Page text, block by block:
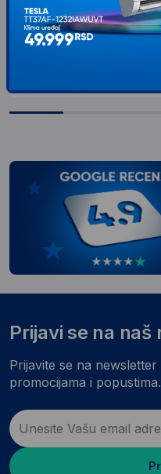
Tip uređaja: UPS, Snaga (VA): 800,
480...
6.59900RSD
Prijavi se na
Prijavite se na
promocijama i popustima.